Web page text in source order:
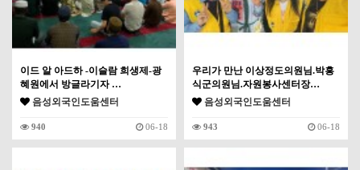
이드 알 아드하 -이슬람 희생제-광
혜원에서 방글라기자 …
음성외국인도움센터
940 06-18
우리가 만난 이상정도의원님.박흥
식군의원님.자원봉사센터장…
음성외국인도움센터
943 06-18